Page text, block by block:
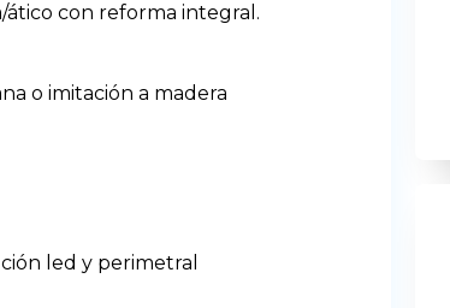
con reforma integral.
o imitación a madera
led y perimetral